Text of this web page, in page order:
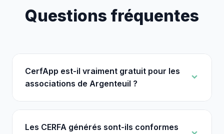
Questions fréquentes
CerfApp est-il vraiment gratuit pour les
associations de Argenteuil ?
Les CERFA générés sont-ils conformes